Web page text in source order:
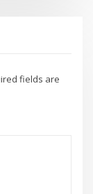
fields are